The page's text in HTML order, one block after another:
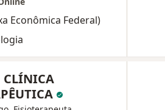
Econômica Federal)
CLÍNICA